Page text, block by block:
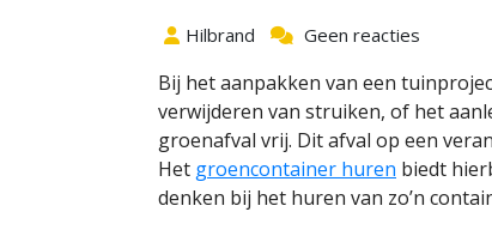
Hilbrand Geen reacties
Bij het aanpakken van een
verwijderen van struiken, of het
groenafval vrij. Dit afval op een
Het groencontainer huren biedt
denken bij het huren van zo’n